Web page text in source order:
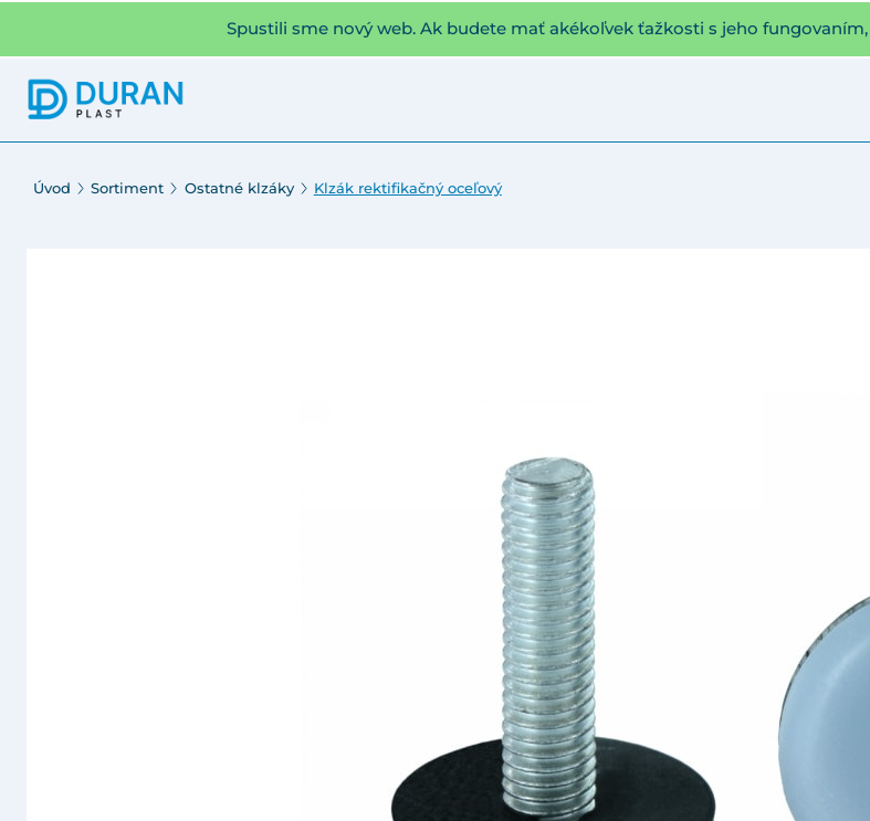
Spustili sme nový web. Ak budete mať akékoľvek ťažkosti s jeho
Úvod Sortiment Ostatné klzáky Klzák rektifikačný oceľový